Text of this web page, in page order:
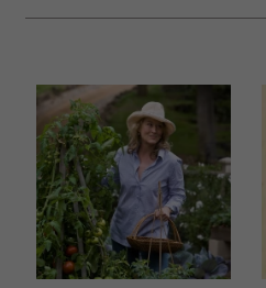
korzystania z ich usług.